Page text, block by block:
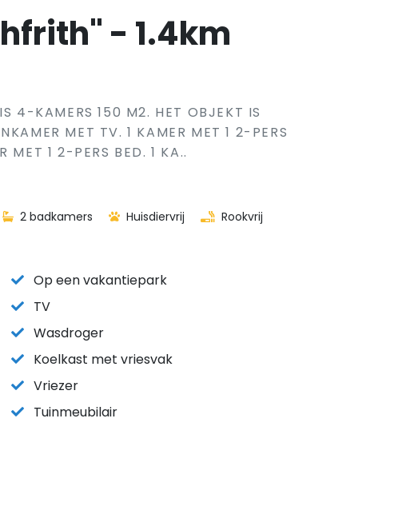
- 1.4km
4-KAMERS 150 M2. HET OBJEKT IS
MET TV. 1 KAMER MET 1 2-PERS
MET 1 2-PERS BED. 1 KA..
2 badkamers Huisdiervrij Rookvrij
Op een vakantiepark
TV
Wasdroger
Koelkast met vriesvak
Vriezer
Tuinmeubilair